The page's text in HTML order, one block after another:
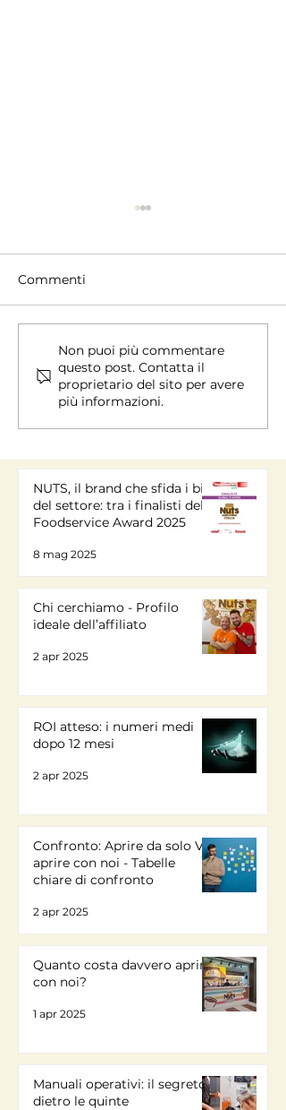
Chi cerchiamo - Profilo
ideale dell’affiliato
Commenti
Non puoi più commentare
questo post. Contatta il
proprietario del sito per avere
più informazioni.
NUTS, il brand che sfida i big
del settore: tra i finalisti del
Foodservice Award 2025
8 mag 2025
Chi cerchiamo - Profilo
ideale dell’affiliato
2 apr 2025
ROI atteso: i numeri medi
dopo 12 mesi
2 apr 2025
Confronto: Aprire da solo VS
aprire con noi - Tabelle
chiare di confronto
2 apr 2025
Quanto costa davvero aprire
con noi?
1 apr 2025
Manuali operativi: il segreto
dietro le quinte